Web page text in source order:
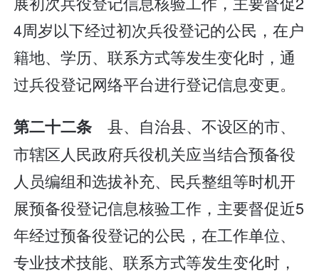
4周岁以下经过初次兵役登记的公民，在户
籍地、学历、联系方式等发生变化时，通
过兵役登记网络平台进行登记信息变更。
第二十二条 县、自治县、不设区的市、
市辖区人民政府兵役机关应当结合预备役
人员编组和选拔补充、民兵整组等时机开
展预备役登记信息核验工作，主要督促近5
年经过预备役登记的公民，在工作单位、
专业技术技能、联系方式等发生变化时，